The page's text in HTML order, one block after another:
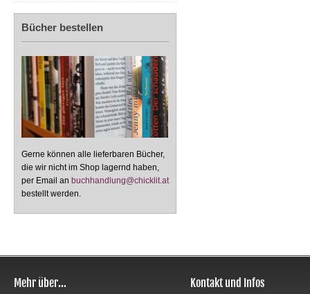
Bücher bestellen
Gerne können alle lieferbaren Bücher,
die wir nicht im Shop lagernd haben,
per Email an buchhandlung@chicklit.at
bestellt werden.
Mehr über... Kontakt und Infos